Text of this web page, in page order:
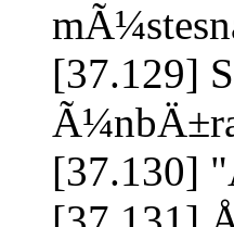
[37.129]
[37.130]